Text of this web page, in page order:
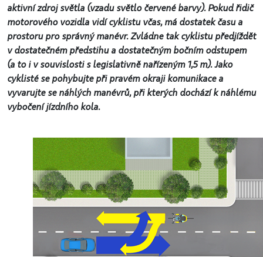
aktivní zdroj světla (vzadu světlo červené barvy). Pokud řidič
motorového vozidla vidí cyklistu včas, má dostatek času a
prostoru pro správný manévr. Zvládne tak cyklistu předjíždět
v dostatečném předstihu a dostatečným bočním odstupem
(a to i v souvislosti s legislativně nařízeným 1,5 m). Jako
cyklisté se pohybujte při pravém okraji komunikace a
vyvarujte se náhlých manévrů, při kterých dochází k náhlému
vybočení jízdního kola.